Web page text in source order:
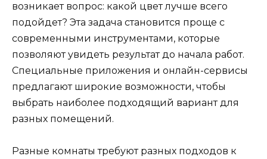
возникает вопрос: какой цвет лучше всего
подойдет? Эта задача становится проще с
современными инструментами, которые
позволяют увидеть результат до начала работ.
Специальные приложения и онлайн-сервисы
предлагают широкие возможности, чтобы
выбрать наиболее подходящий вариант для
разных помещений.
Разные комнаты требуют разных подходов к